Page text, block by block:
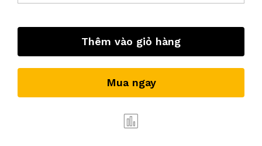
Thêm vào giỏ hàng
Mua ngay